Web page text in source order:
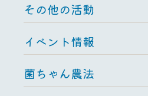
その他の活動
イベント情報
菌ちゃん農法